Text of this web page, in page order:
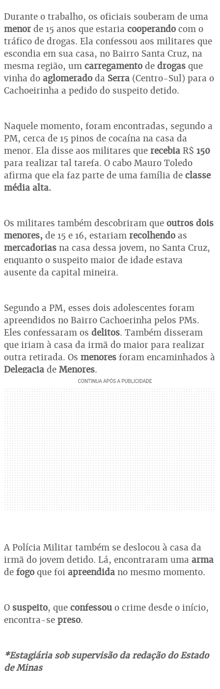
Durante o trabalho, os oficiais souberam de uma
menor de 15 anos que estaria cooperando com o
tráfico de drogas. Ela confessou aos militares que
escondia em sua casa, no Bairro Santa Cruz, na
mesma região, um carregamento de drogas que
vinha do aglomerado da Serra (Centro-Sul) para o
Cachoeirinha a pedido do suspeito detido.
Naquele momento, foram encontradas, segundo a
PM, cerca de 15 pinos de cocaína na casa da
menor. Ela disse aos militares que recebia R$ 150
para realizar tal tarefa. O cabo Mauro Toledo
afirma que ela faz parte de uma família de classe
média alta.
Os militares também descobriram que outros dois
menores, de 15 e 16, estariam recolhendo as
mercadorias na casa dessa jovem, no Santa Cruz,
enquanto o suspeito maior de idade estava
ausente da capital mineira.
Segundo a PM, esses dois adolescentes foram
apreendidos no Bairro Cachoerinha pelos PMs.
Eles confessaram os delitos. Também disseram
que iriam à casa da irmã do maior para realizar
outra retirada. Os menores foram encaminhados à
Delegacia de Menores.
A Polícia Militar também se deslocou à casa da
irmã do jovem detido. Lá, encontraram uma arma
de fogo que foi apreendida no mesmo momento.
O suspeito, que confessou o crime desde o início,
encontra-se preso.
*Estagiária sob supervisão da redação do Estado
de Minas